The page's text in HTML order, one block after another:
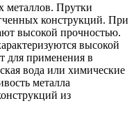
Прутки
конструкций. При
высокой прочностью.
высокой
для применения в
вода или химические
металла
из